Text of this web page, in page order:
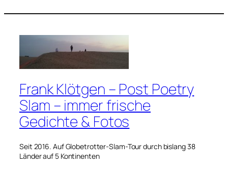
Frank Klötgen – Post Poetry
Slam – immer frische
Gedichte & Fotos
Seit 2016. Auf Globetrotter-Slam-Tour durch bislang 38
Länder auf 5 Kontinenten